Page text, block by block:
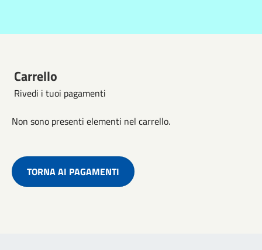
Carrello
Rivedi i tuoi pagamenti
Non sono presenti elementi nel carrello.
TORNA AI PAGAMENTI